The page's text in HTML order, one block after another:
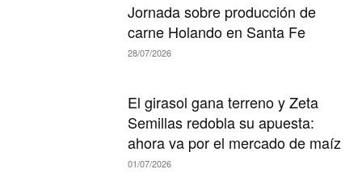
Jornada sobre producción de
carne Holando en Santa Fe
28/07/2026
El girasol gana terreno y Zeta
Semillas redobla su apuesta:
ahora va por el mercado de maíz
01/07/2026